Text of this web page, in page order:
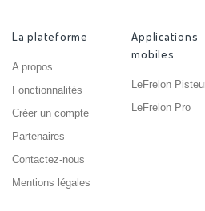
La plateforme
A propos
Fonctionnalités
Créer un compte
Partenaires
Contactez-nous
Mentions légales
Applications
mobiles
LeFrelon
LeFrelon Pro